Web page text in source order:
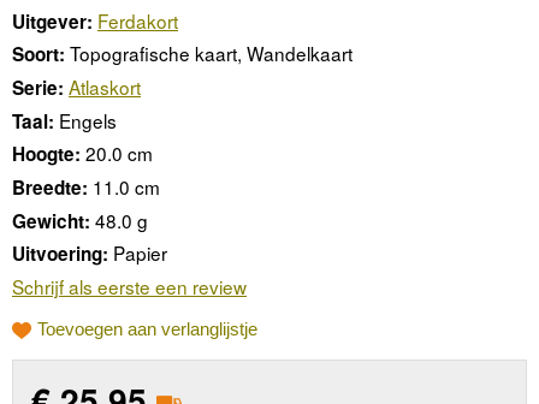
Uitgever: Ferdakort
Soort: Topografische kaart, Wandelkaart
Serie: Atlaskort
Taal: Engels
Hoogte: 20.0 cm
Breedte: 11.0 cm
Gewicht: 48.0 g
Uitvoering: Papier
Schrijf als eerste een review
Toevoegen aan verlanglijstje